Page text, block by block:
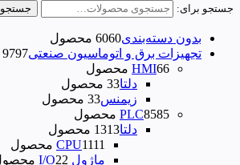
جستجو برای: جستجو
بدون دسته‌بندی 6060 محصول
تجهیزات برق و اتوماسیون صنعتی
9797 محصول
HMI66 محصول
دلتا 33 محصول
زیمنس 33 محصول
PLC8585 محصول
دلتا
1313 محصول
CPU1111 محصول
ماژول I/O
22 محصول